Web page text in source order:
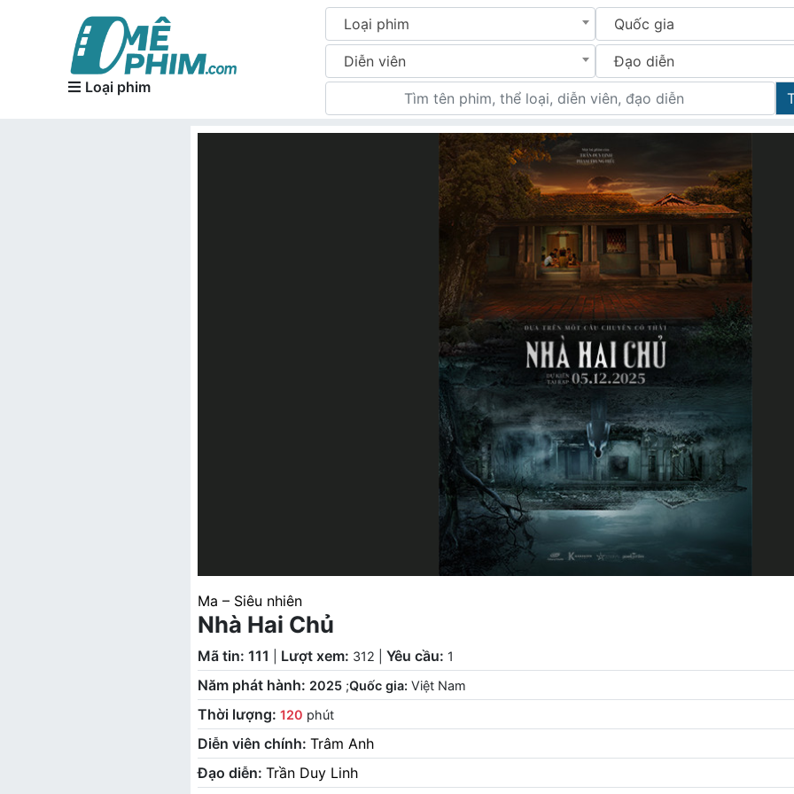
Loại phim
Loại phim Quốc gia
Diễn viên Đạo diễn
Ma – Siêu nhiên
Nhà Hai Chủ
Mã tin: 111 Lượt xem: 312 Yêu cầu: 1
Năm phát hành: 2025;Quốc gia: Việt Nam
Thời lượng: 120 phút
Diễn viên chính: Trâm Anh
Đạo diễn: Trần Duy Linh